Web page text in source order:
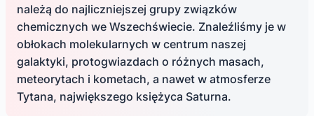
należą do najliczniejszej grupy związków
chemicznych we Wszechświecie. Znaleźliśmy je w
obłokach molekularnych w centrum naszej
galaktyki, protogwiazdach o różnych masach,
meteorytach i kometach, a nawet w atmosferze
Tytana, największego księżyca Saturna.